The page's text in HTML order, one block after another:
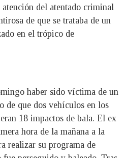
del atentado criminal
de que se trataba de un
en el trópico de
haber sido víctima de un
de que dos vehículos en los
18 impactos de bala. El ex
hora de la mañana a la
realizar su programa de